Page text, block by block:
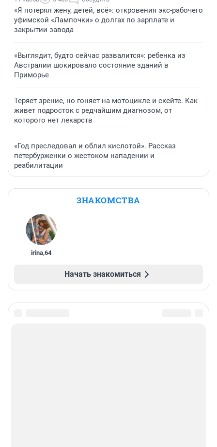
«Я потерял жену, детей, всё»: откровения экс-рабочего
уфимской «Лампочки» о долгах по зарплате и
закрытии завода
«Выглядит, будто сейчас развалится»: ребенка из
Австралии шокировало состояние зданий в
Приморье
Теряет зрение, но гоняет на мотоцикле и скейте. Как
живет подросток с редчайшим диагнозом, от
которого нет лекарств
«Год преследовал и облил кислотой». Рассказ
петербурженки о жестоком нападении и
реабилитации
ЗНАКОМСТВА
irina,64
Начать знакомиться